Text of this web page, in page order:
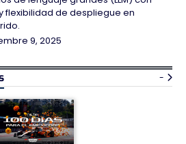
flexibilidad de despliegue en
9, 2025
-